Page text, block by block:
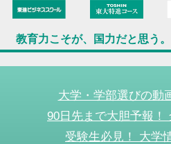
教育力こそが、国力だと思う。
大学・学部選びの動
90日先まで大胆予報！
受験生必見！ 大学